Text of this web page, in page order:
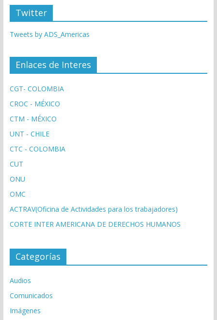
Twitter
Tweets by ADS_Americas
Enlaces de Interes
CGT- COLOMBIA
CROC - MÉXICO
CTM - MÉXICO
UNT - CHILE
CTC - COLOMBIA
CUT
ONU
OMC
ACTRAV(Oficina de Actividades para los trabajadores)
CORTE INTER AMERICANA DE DERECHOS HUMANOS
Categorías
Audios
Comunicados
Imágenes